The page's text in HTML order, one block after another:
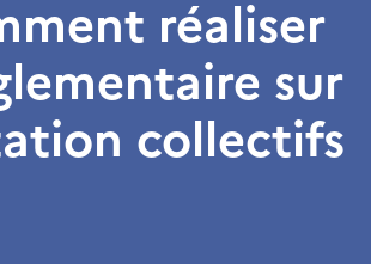
réaliser
sur
collectifs